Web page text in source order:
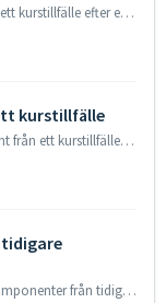
I den här artikeln beskrivs hur du publicerar ett kurstillfälle efter ett visst datum Generell information När du skapar ett kurstillfälle ställs statu...
kurstillfälle
Artikeln beskriver hur man tar bort en student från ett kurstillfälle Du kan bara ta bort en student från ett <kurstillfälle> om det har följande ...
Denna artikel förklarar hur man kopierar komponenter från tidigare kurstillfällen till ett annat kurstillfälle (modules/form settings/quiz/assignments/quiz/...